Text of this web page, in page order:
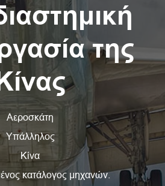
της
Αεροσκάτη
Υπάλληλος
Κίνα
κατάλογος μηχανών.